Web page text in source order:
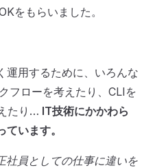
をもらいました。
運用するために、いろんな
フローを考えたり、CLIを
たり… IT技術にかかわら
います。
社員としての仕事に違いを